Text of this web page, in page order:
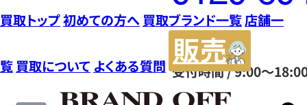
ダ
イ
ヤ
ル
0120604117
受付時間 / 9:00～
買取トップ初めての方へ 買取ブランド一覧店舗一
覧 買取について よくある質問
サ